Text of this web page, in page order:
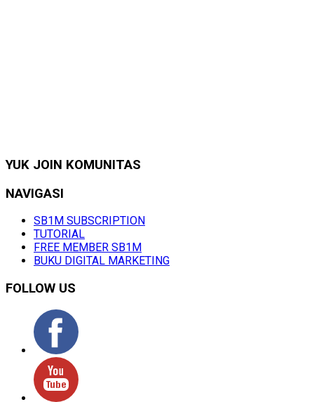
YUK JOIN KOMUNITAS
NAVIGASI
SB1M SUBSCRIPTION
TUTORIAL
FREE MEMBER SB1M
BUKU DIGITAL MARKETING
FOLLOW US